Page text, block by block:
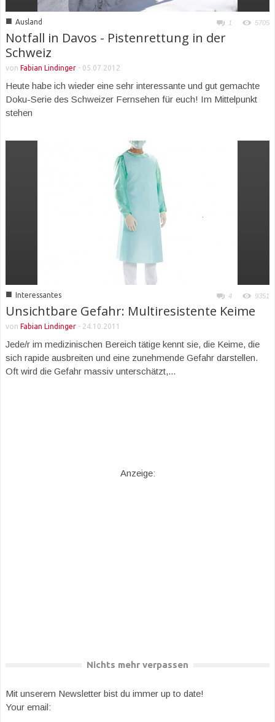
■ Ausland 1 5705
Notfall in Davos - Pistenrettung in der
Schweiz
von Fabian Lindinger - 05.07.2012
Heute habe ich wieder eine sehr interessante und gut gemachte
Doku-Serie des Schweizer Fernsehen für euch! Im Mittelpunkt
stehen
■ Interessantes 4 9351
Unsichtbare Gefahr: Multiresistente Keime
von Fabian Lindinger - 24.10.2011
Jede/r im medizinischen Bereich tätige kennt sie, die Keime, die
sich rapide ausbreiten und eine zunehmende Gefahr darstellen.
Oft wird die Gefahr massiv unterschätzt,...
Anzeige:
Nichts mehr verpassen
Mit unserem Newsletter bist du immer up to date!
Your email: